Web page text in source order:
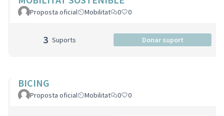
Proposta oficial Mobilitat 0 0
3 Suports Donar suport
BICING
Proposta oficial Mobilitat 0 0